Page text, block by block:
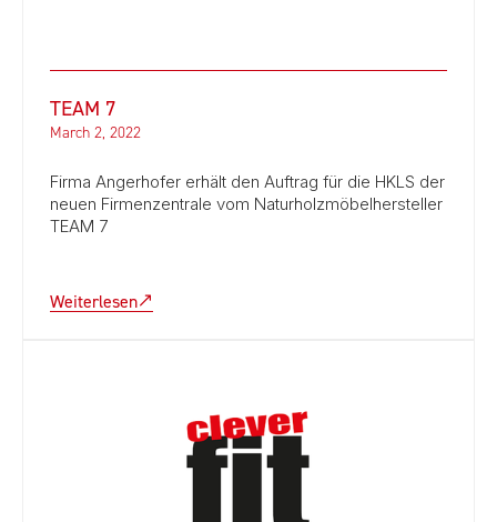
TEAM 7
March 2, 2022
Firma Angerhofer erhält den Auftrag für die HKLS der
neuen Firmenzentrale vom Naturholzmöbelhersteller
TEAM 7
Weiterlesen